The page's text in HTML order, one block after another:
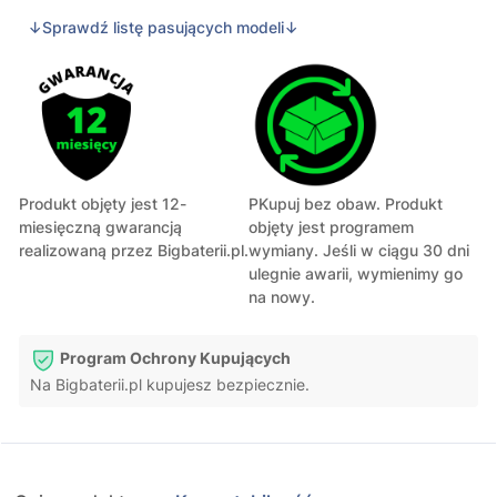
↓Sprawdź listę pasujących modeli↓
Produkt objęty jest 12-
miesięczną gwarancją
realizowaną przez Bigbaterii.pl.
PKupuj bez obaw. Produkt
objęty jest programem
wymiany. Jeśli w ciągu 30 dni
ulegnie awarii, wymienimy go
na nowy.
Program Ochrony Kupujących
Na Bigbaterii.pl kupujesz bezpiecznie.